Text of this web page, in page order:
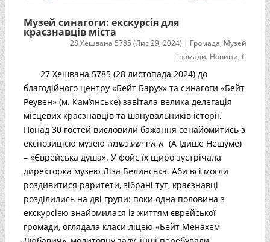
Музей синагоги: екскурсія для
краєзнавців міста
28 Хешвана 5785 (Лис 29, 2024) | Громада, Музей
громади, Новини,С
27 Хешвана 5785 (28 листопада 2024) до
благодійного центру «Бейт Барух» та синагоги «Бейт
Реувен» (м. Кам’янське) завітала велика делегація
місцевих краєзнавців та шанувальників історії.
Понад 30 гостей висловили бажання ознайомитись з
експозицією музею א אידישע נשמה (А Ідише Нешуме)
– «Єврейська душа». У фойє їх щиро зустрічала
директорка музею Ліза Белинська. Аби всі могли
роздивитися раритети, зібрані тут, краєзнавці
розділились на дві групи: поки одна половина з
екскурсією знайомилася із життям єврейської
громади, оглядала класи ліцею «Бейт Менахем